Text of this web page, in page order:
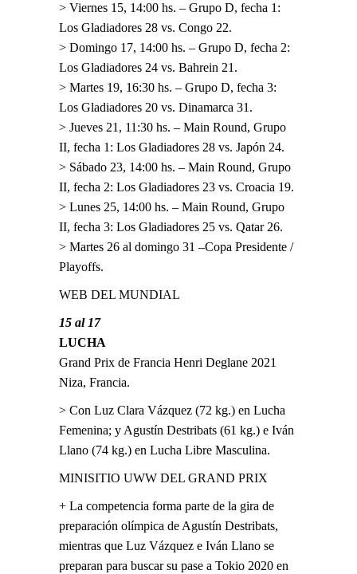
> Viernes 15, 14:00 hs. – Grupo D, fecha 1:
Los Gladiadores 28 vs. Congo 22.
> Domingo 17, 14:00 hs. – Grupo D, fecha 2:
Los Gladiadores 24 vs. Bahrein 21.
> Martes 19, 16:30 hs. – Grupo D, fecha 3:
Los Gladiadores 20 vs. Dinamarca 31.
> Jueves 21, 11:30 hs. – Main Round, Grupo
II, fecha 1: Los Gladiadores 28 vs. Japón 24.
> Sábado 23, 14:00 hs. – Main Round, Grupo
II, fecha 2: Los Gladiadores 23 vs. Croacia 19.
> Lunes 25, 14:00 hs. – Main Round, Grupo
II, fecha 3: Los Gladiadores 25 vs. Qatar 26.
> Martes 26 al domingo 31 –Copa Presidente /
Playoffs.
WEB DEL MUNDIAL
15 al 17
LUCHA
Grand Prix de Francia Henri Deglane 2021
Niza, Francia.
> Con Luz Clara Vázquez (72 kg.) en Lucha
Femenina; y Agustín Destribats (61 kg.) e Iván
Llano (74 kg.) en Lucha Libre Masculina.
MINISITIO UWW DEL GRAND PRIX
+ La competencia forma parte de la gira de
preparación olímpica de Agustín Destribats,
mientras que Luz Vázquez e Iván Llano se
preparan para buscar su pase a Tokio 2020 en